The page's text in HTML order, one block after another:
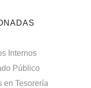
Internos
Público
en Tesorería